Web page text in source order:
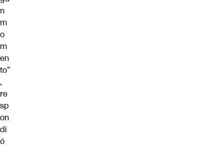
n
m
o
m
en
to”
,
re
sp
on
di
ó